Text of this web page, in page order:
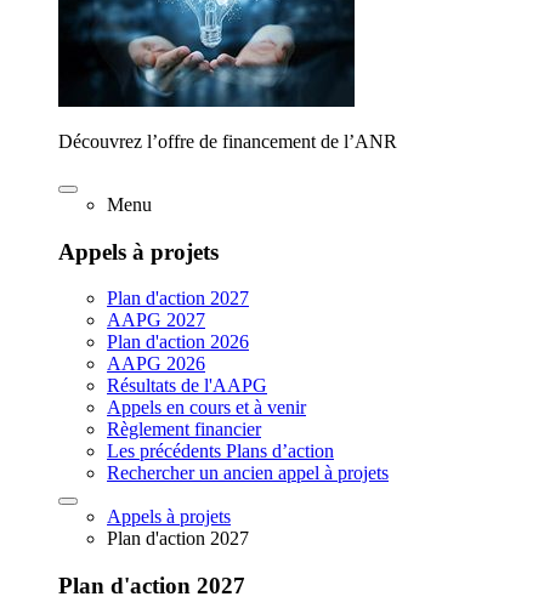
Découvrez l’offre de financement de l’ANR
Menu
Appels à projets
Plan d'action 2027
AAPG 2027
Plan d'action 2026
AAPG 2026
Résultats de l'AAPG
Appels en cours et à venir
Règlement financier
Les précédents Plans d’action
Rechercher un ancien appel à projets
Appels à projets
Plan d'action 2027
Plan d'action 2027